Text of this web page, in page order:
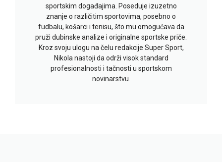
sportskim događajima. Poseduje izuzetno
znanje o različitim sportovima, posebno o
fudbalu, košarci i tenisu, što mu omogućava da
pruži dubinske analize i originalne sportske priče.
Kroz svoju ulogu na čelu redakcije Super Sport,
Nikola nastoji da održi visok standard
profesionalnosti i tačnosti u sportskom
novinarstvu.